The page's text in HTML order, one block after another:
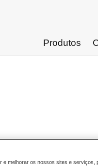
Produtos
Novos
melhorar os nossos sites e serviços,